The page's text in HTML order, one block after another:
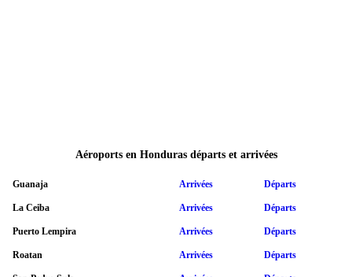
Aéroports en Honduras départs et arrivées
Guanaja Arrivées Départs
La Ceiba Arrivées Départs
Puerto Lempira Arrivées Départs
Roatan Arrivées Départs